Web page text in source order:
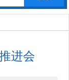
进会